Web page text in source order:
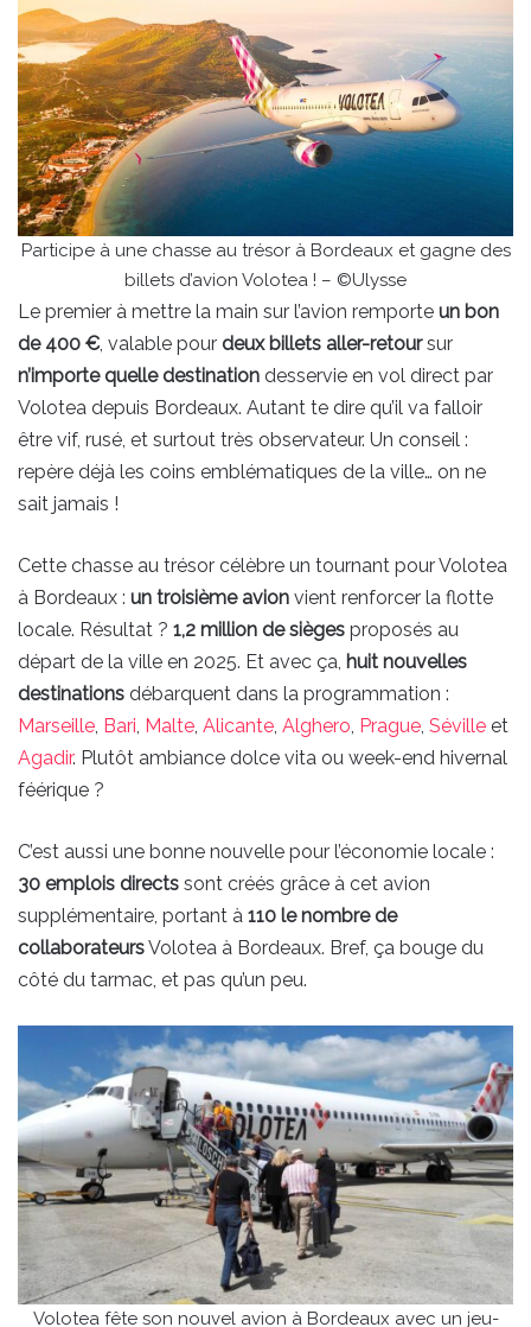
Participe à une chasse au trésor à Bordeaux et gagne des
billets d’avion Volotea ! – ©Ulysse
Le premier à mettre la main sur l’avion remporte un bon
de 400 €, valable pour deux billets aller-retoursur
n’importe quelle destination desservie en vol direct par
Volotea depuis Bordeaux. Autant te dire qu’il va falloir
être vif, rusé, et surtout très observateur. Un conseil :
repère déjà les coins emblématiques de la ville… on ne
sait jamais !
Cette chasse au trésor célèbre un tournant pour Volotea
à Bordeaux : un troisième avion vient renforcer la flotte
locale. Résultat ? 1,2 million de sièges proposés au
départ de la ville en 2025. Et avec ça, huit nouvelles
destinations débarquent dans la programmation :
Marseille, Bari, Malte, Alicante, Alghero, Prague, Séville et
Agadir. Plutôt ambiance dolce vita ou week-end hivernal
féérique ?
C’est aussi une bonne nouvelle pour l’économie locale :
30 emplois directs sont créés grâce à cet avion
supplémentaire, portant à 110 le nombre de
collaborateursVolotea à Bordeaux. Bref, ça bouge du
côté du tarmac, et pas qu’un peu.
Volotea fête son nouvel avion à Bordeaux avec un jeu-